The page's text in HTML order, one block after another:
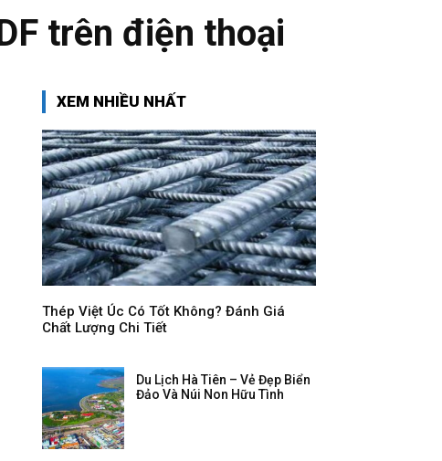
trên điện thoại
XEM NHIỀU NHẤT
Thép Việt Úc Có Tốt Không? Đánh Giá
Chất Lượng Chi Tiết
Du Lịch Hà Tiên – Vẻ Đẹp Biển
Đảo Và Núi Non Hữu Tình